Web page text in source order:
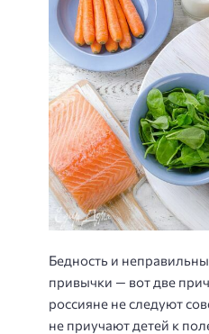
Бедность и
привычки — вот две
россияне не следуют
не приучают детей к